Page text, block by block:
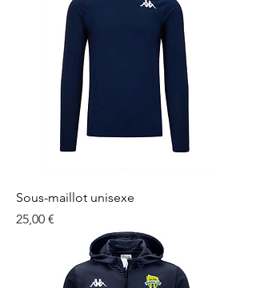
Sous-maillot unisexe
Prix
25,00 €